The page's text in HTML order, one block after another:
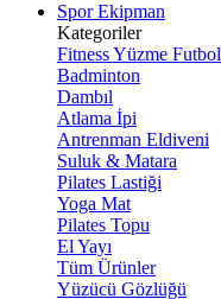
Spor Ekipman
Kategoriler
FitnessYüzme Futbol
Badminton
Dambıl
Atlama İpi
Antrenman Eldiveni
Suluk & Matara
Pilates Lastiği
Yoga Mat
Pilates Topu
El Yayı
Tüm Ürünler
Yüzücü Gözlüğü